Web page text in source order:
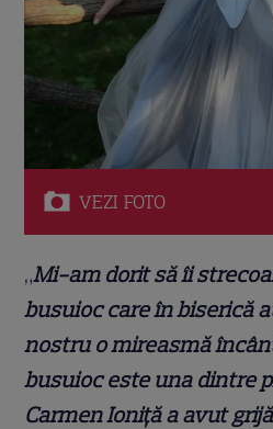
VEZI FOTO
„Mi-am dorit să îi
busuioc care în biserică
nostru o mireasmă
busuioc este una dintre
Carmen Ioniță a avut